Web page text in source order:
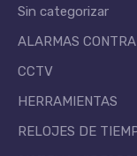
Sin categorizar
ALARMAS
CCTV
HERRAMIENTAS
RELOJES DE